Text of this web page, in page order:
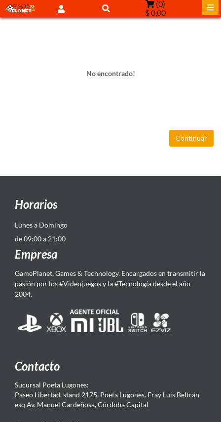
(0)
$ 0,00
No encontrado!
Continuar
Horarios
Lunes a Domingo
de 09:00 a 21:00
Empresa
GamePlanet, Games & Technology. Encargados en transmitir la
pasión por los #Videojuegos y la #Tecnología desde el año
2004.
Contacto
Sucursal Poeta Lugones:
Paseo Libertad, stand 2175, Poeta Lugones. Fray Luis Beltrán
esq Av. Manuel Cardeñosa, Córdoba Capital